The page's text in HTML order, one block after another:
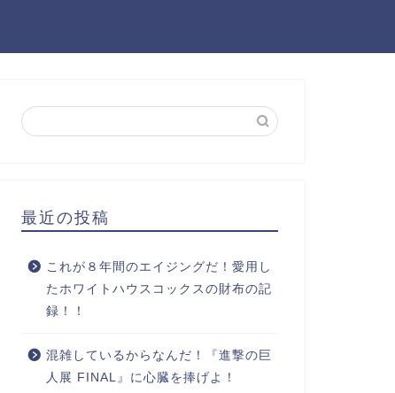
最近の投稿
これが８年間のエイジングだ！愛用し
たホワイトハウスコックスの財布の記
録！！
混雑しているからなんだ！『進撃の巨
人展 FINAL』に心臓を捧げよ！